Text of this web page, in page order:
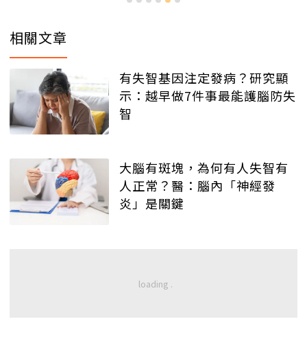
相關文章
有失智基因注定發病？研究顯
示：越早做7件事最能護腦防失
智
大腦有斑塊，為何有人失智有
人正常？醫：腦內「神經發
炎」是關鍵